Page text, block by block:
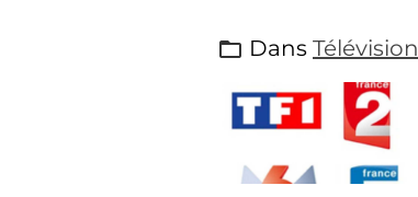
Dans Télévision